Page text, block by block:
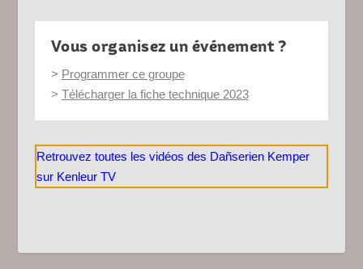
Vous organisez un événement ?
> Programmer ce groupe
> Télécharger la fiche technique 2023
Retrouvez toutes les vidéos des Dañserien Kemper
sur Kenleur TV